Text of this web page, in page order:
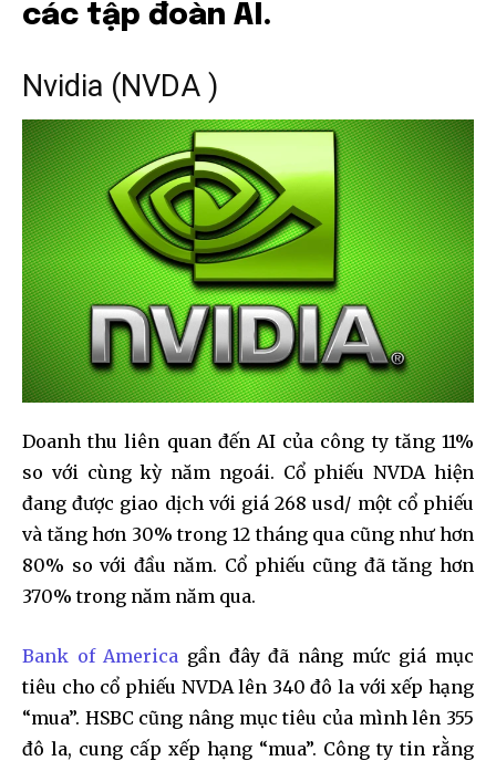
các tập đoàn AI.
Nvidia (NVDA )
Doanh thu liên quan đến AI của công ty tăng 11%
so với cùng kỳ năm ngoái. Cổ phiếu NVDA hiện
đang được giao dịch với giá 268 usd/ một cổ phiếu
và tăng hơn 30% trong 12 tháng qua cũng như hơn
80% so với đầu năm. Cổ phiếu cũng đã tăng hơn
370% trong năm năm qua.
Bank of America gần đây đã nâng mức giá mục
tiêu cho cổ phiếu NVDA lên 340 đô la với xếp hạng
“mua”. HSBC cũng nâng mục tiêu của mình lên 355
đô la, cung cấp xếp hạng “mua”. Công ty tin rằng